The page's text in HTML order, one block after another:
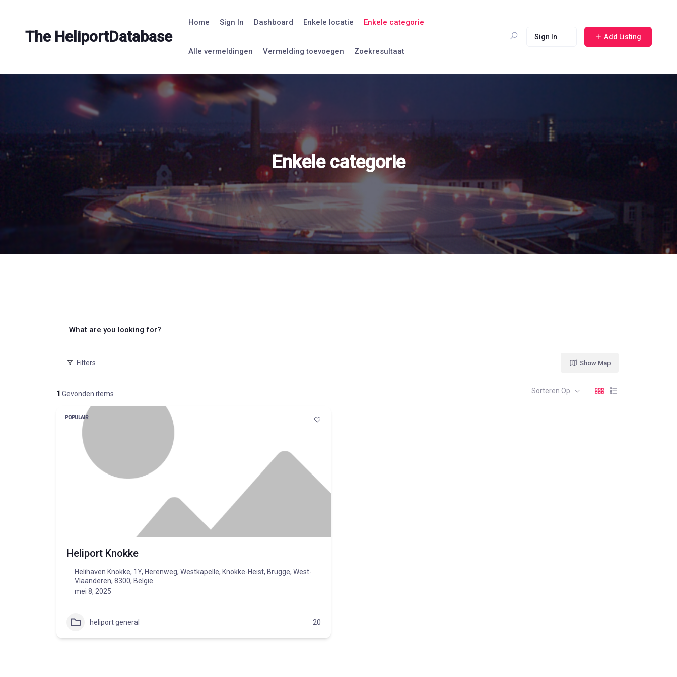
contentThe HeliportDatabase
Home Sign In Dashboard Enkele locatie Enkele categorie
Alle vermeldingen Vermelding toevoegen Zoekresultaat
Sign In Add Listing
Enkele categorie
What are you looking for?
Filters
1 Gevonden items
Show Map
Sorteren Op
POPULAIR
Heliport Knokke
Helihaven Knokke, 1Y, Herenweg, Westkapelle, Knokke-Heist, Brugge, West-
Vlaanderen, 8300, België
mei 8, 2025
heliport general 20